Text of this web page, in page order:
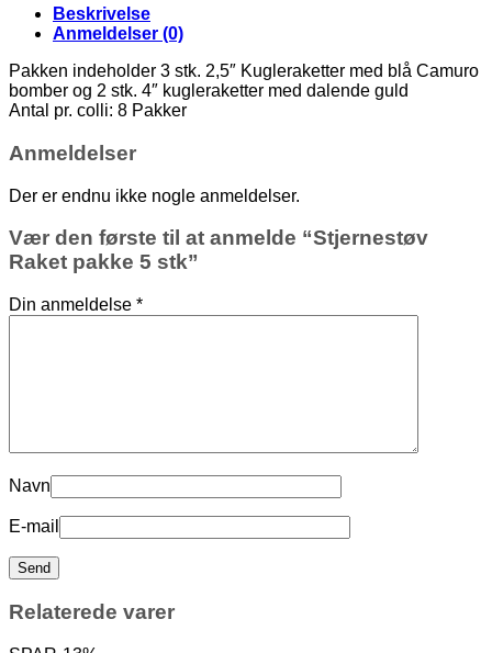
Beskrivelse
Anmeldelser (0)
Pakken indeholder 3 stk. 2,5″ Kugleraketter med blå Camuro
bomber og 2 stk. 4″ kugleraketter med dalende guld
Antal pr. colli: 8 Pakker
Anmeldelser
Der er endnu ikke nogle anmeldelser.
Vær den første til at anmelde “Stjernestøv
Raket pakke 5 stk”
Din anmeldelse *
Navn
E-mail
Relaterede varer